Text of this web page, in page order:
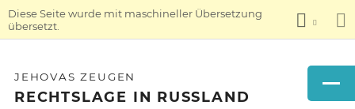
Diese Seite wurde mit maschineller Übersetzung
übersetzt.
JEHOVAS ZEUGEN
RECHTSLAGE IN RUSSLAND